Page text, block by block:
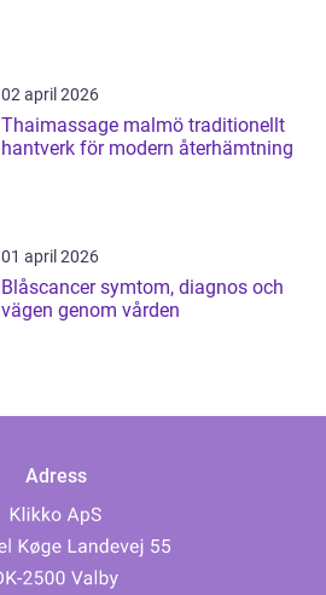
02 april 2026
Thaimassage malmö traditionellt
hantverk för modern återhämtning
01 april 2026
Blåscancer symtom, diagnos och
vägen genom vården
Adress